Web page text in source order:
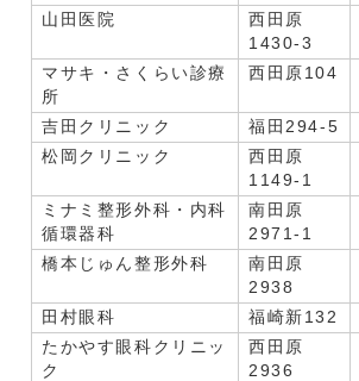
山田医院
西田原
1430-3
マサキ・さくらい診療
所
西田原104
吉田クリニック 福田294-5
松岡クリニック
西田原
1149-1
ミナミ整形外科・内科
循環器科
南田原
2971-1
橋本じゅん整形外科
南田原
2938
田村眼科 福崎新132
たかやす眼科クリニッ
ク
西田原
2936